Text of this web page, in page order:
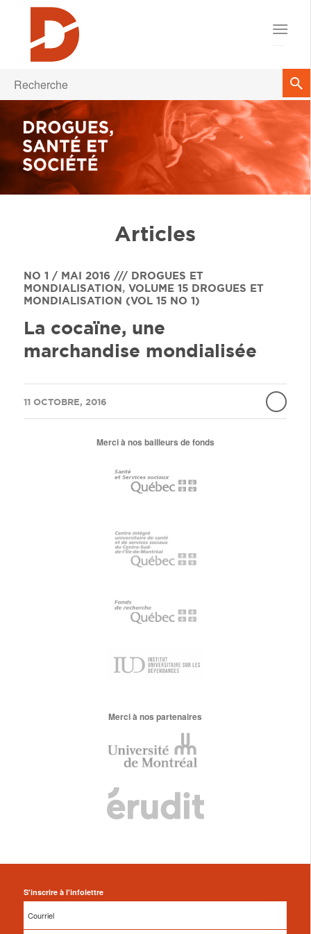
Articles
NO 1 / MAI 2016 /// DROGUES ET
MONDIALISATION, VOLUME 15 DROGUES ET
MONDIALISATION (VOL 15 NO 1)
La cocaïne, une
marchandise mondialisée
11 OCTOBRE, 2016
/
Merci à nos bailleurs de fonds
Merci à nos partenaires
S'inscrire à l'infolettre